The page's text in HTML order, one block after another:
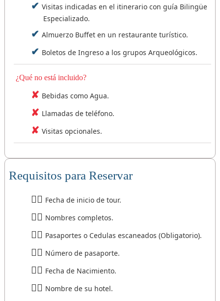
Visitas indicadas en el itinerario con guía Bilingüe
Especializado.
Almuerzo Buffet en un restaurante turístico.
Boletos de Ingreso a los grupos Arqueológicos.
¿Qué no está incluido?
Bebidas como Agua.
Llamadas de teléfono.
Visitas opcionales.
Requisitos para Reservar
Fecha de inicio de tour.
Nombres completos.
Pasaportes o Cedulas escaneados (Obligatorio).
Número de pasaporte.
Fecha de Nacimiento.
Nombre de su hotel.